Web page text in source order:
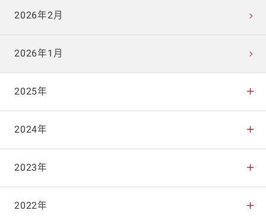
2026年2月
2026年1月
2025年
2025年12月
2025年11月
2025年10月
2024年
2024年12月
2024年11月
2023年
2023年12月
2022年